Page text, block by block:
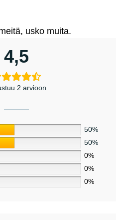
usko muita.
4,5
2 arvioon
50%
50%
0%
0%
0%